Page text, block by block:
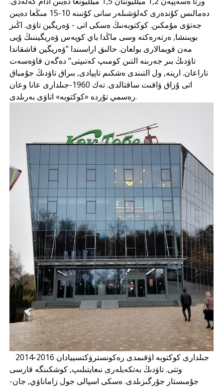
دەمالىس كۇندەرى كەلۋشىلەر سانى كۇنىنە 10-15 مىڭعا دەيىن
جەتۋى مۇمكىن. كوكتوبەنىڭ ەسكى اتى - ۆەريگين تاۋى. اڭىز
بويىنشا, ەرتەرەكتە وسى ماڭدا باي كوپەس ۆەريگيننىڭ ۇيى
مەن قويمالارى بولعان. حالىق اراسىندا "ۆەريگين قاشقاندا
تاۋدىڭ بىر جەرىنە التىن كومىپ كەتىپتى" دەگەن قاۋەسەت
تاراعان. ارينە, ول التىندى ەشكىم تاپپادى, بىراق تاۋدىڭ جۇمباق
اتى ۇزاق ۋاقىت ساقتالدى. تەك 1960-جىلدارى عانا وعان
رەسمي تۇردە «كوكتوبە» اتاۋى بەرىلدى.
2014-2016 جىلدارى كوكتوبە اۋقىمدى رەكونسترۋكتسييادان
وتتى. تاۋدىڭ بەتكەيلەرى نىعايتىلىپ, كوشكىنگە قارسى
جۇمىستار جۇرگىزىلدى. ەسكى اسپالى جول زاماناۋي, جان-